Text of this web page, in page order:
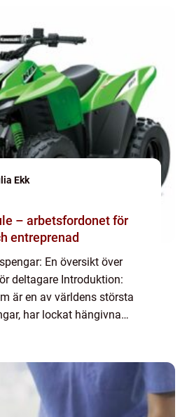
Ekk
– arbetsfordonet för
entreprenad
En översikt över
deltagare Introduktion:
är en av världens största
har lockat hängivna